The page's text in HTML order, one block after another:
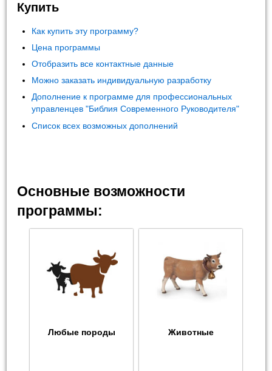
Купить
Как купить эту программу?
Цена программы
Отобразить все контактные данные
Можно заказать индивидуальную разработку
Дополнение к программе для профессиональных
управленцев "Библия Современного Руководителя"
Список всех возможных дополнений
Основные возможности
программы:
Любые породы Животные